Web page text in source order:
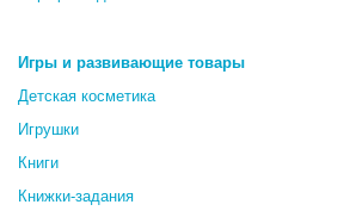
Игры и развивающие товары
Детская косметика
Игрушки
Книги
Книжки-задания